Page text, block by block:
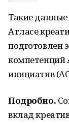
Такие
Атласе
подготовлен
компетенций
инициатив
Подробно.
вклад